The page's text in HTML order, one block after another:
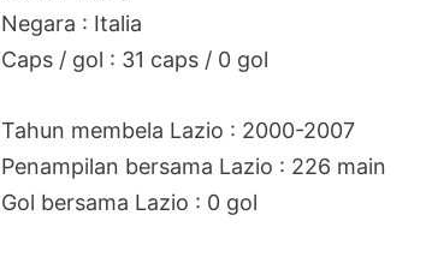
Negara : Italia
Caps / gol : 31 caps / 0 gol
Tahun membela Lazio : 2000-2007
Penampilan bersama Lazio : 226 main
Gol bersama Lazio : 0 gol